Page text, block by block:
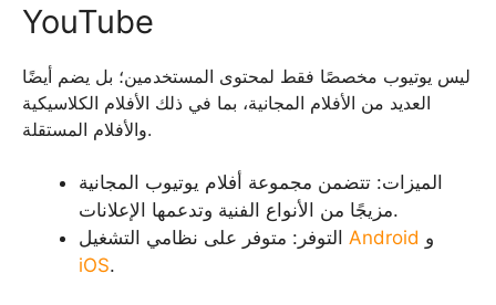
YouTube
ليس يوتيوب مخصصًا فقط لمحتوى المستخدمين؛ بل يضم أيضًا
العديد من الأفلام المجانية، بما في ذلك الأفلام الكلاسيكية
والأفلام المستقلة.
الميزات: تتضمن مجموعة أفلام يوتيوب المجانية
مزيجًا من الأنواع الفنية وتدعمها الإعلانات.
Android و
iOS.